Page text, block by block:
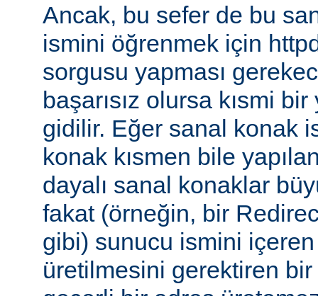
Ancak, bu sefer de bu
ismini öğrenmek için
sorgusu yapması
başarısız olursa kısmi bir
gidilir. Eğer sanal konak
konak kısmen bile
dayalı sanal konaklar
fakat (örneğin, bir
gibi) sunucu ismini
üretilmesini gerektiren